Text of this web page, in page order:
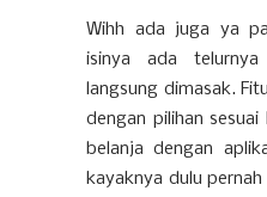
Wihh ada juga ya
isinya ada
langsung dimasak.
dengan pilihan
belanja dengan
kayaknya dulu